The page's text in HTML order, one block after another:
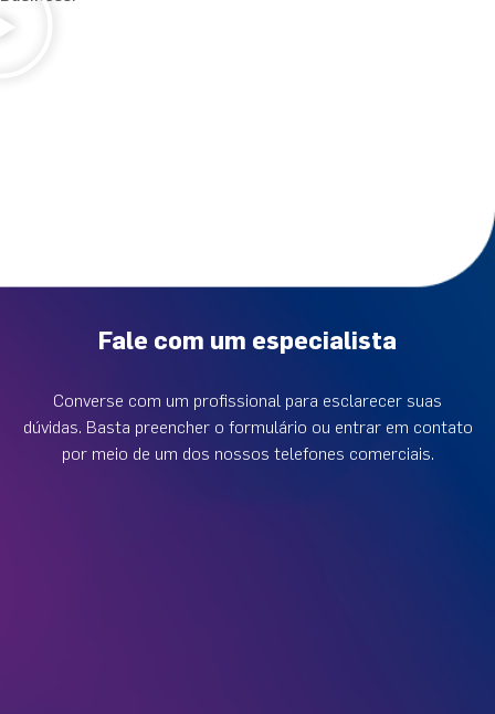
Fale com um especialista
Converse com um profissional para esclarecer suas
dúvidas. Basta preencher o formulário ou entrar em contato
por meio de um dos nossos telefones comerciais.